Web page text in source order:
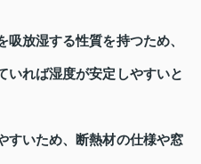
放湿する性質を持つため、
いれば湿度が安定しやすいと
すいため、断熱材の仕様や窓